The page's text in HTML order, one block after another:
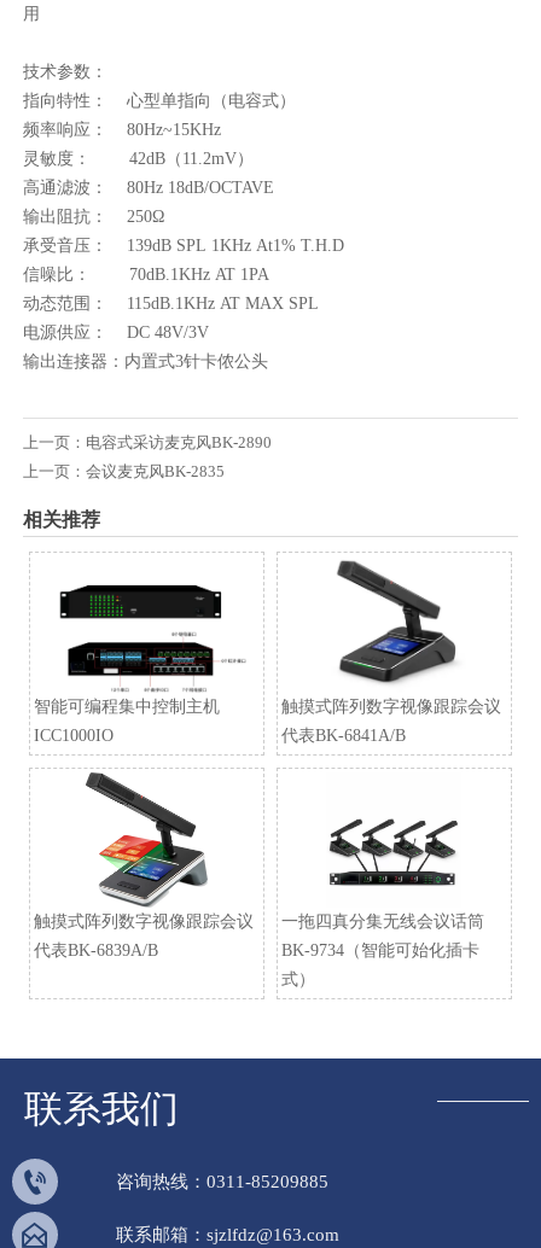
用
技术参数：
指向特性： 心型单指向（电容式）
频率响应： 80Hz~15KHz
灵敏度： 42dB（11.2mV）
高通滤波： 80Hz 18dB/OCTAVE
输出阻抗： 250Ω
承受音压： 139dB SPL 1KHz At1% T.H.D
信噪比： 70dB.1KHz AT 1PA
动态范围： 115dB.1KHz AT MAX SPL
电源供应： DC 48V/3V
输出连接器：内置式3针卡侬公头
上一页： 电容式采访麦克风BK-2890
上一页： 会议麦克风BK-2835
相关推荐
智能可编程集中控制主机
ICC1000IO
触摸式阵列数字视像跟踪会议
代表BK-6841A/B
触摸式阵列数字视像跟踪会议
代表BK-6839A/B
一拖四真分集无线会议话筒
BK-9734（智能可始化插卡
式）
联系我们
 咨询热线：0311-85209885
 联系邮箱：sjzlfdz@163.com